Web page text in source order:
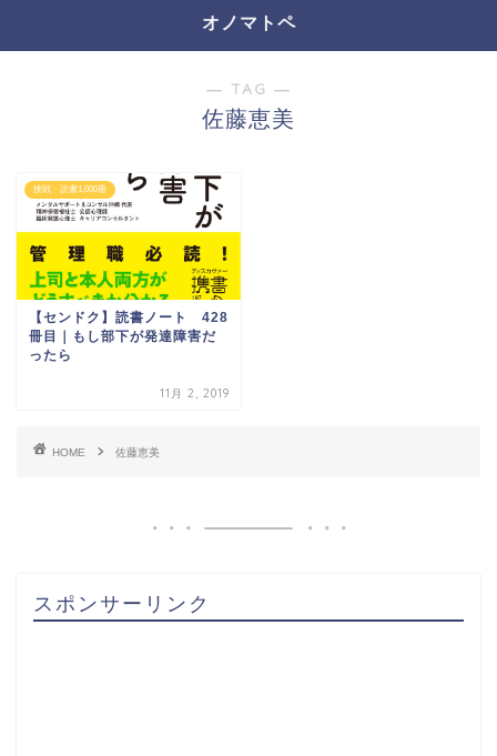
オノマトペ
― TAG ―
佐藤恵美
挑戦・読書1,000冊
【センドク】読書ノート 428
冊目｜もし部下が発達障害だ
ったら
11月 2, 2019
HOME 佐藤恵美
スポンサーリンク